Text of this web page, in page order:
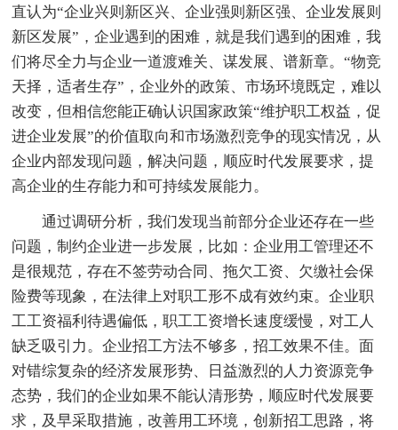
直认为“企业兴则新区兴、企业强则新区强、企业发展则
新区发展”，企业遇到的困难，就是我们遇到的困难，我
们将尽全力与企业一道渡难关、谋发展、谱新章。“物竞
天择，适者生存”，企业外的政策、市场环境既定，难以
改变，但相信您能正确认识国家政策“维护职工权益，促
进企业发展”的价值取向和市场激烈竞争的现实情况，从
企业内部发现问题，解决问题，顺应时代发展要求，提
高企业的生存能力和可持续发展能力。
通过调研分析，我们发现当前部分企业还存在一些
问题，制约企业进一步发展，比如：企业用工管理还不
是很规范，存在不签劳动合同、拖欠工资、欠缴社会保
险费等现象，在法律上对职工形不成有效约束。企业职
工工资福利待遇偏低，职工工资增长速度缓慢，对工人
缺乏吸引力。企业招工方法不够多，招工效果不佳。面
对错综复杂的经济发展形势、日益激烈的人力资源竞争
态势，我们的企业如果不能认清形势，顺应时代发展要
求，及早采取措施，改善用工环境，创新招工思路，将